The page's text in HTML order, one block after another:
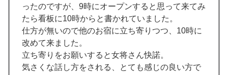
ったのですが、9時にオープンすると思って来てみ
たら看板に10時からと書かれていました。
仕方が無いので他のお宿に立ち寄りつつ、10時に
改めて来ました。
立ち寄りをお願いすると女将さん快諾。
気さくな話し方をされる、とても感じの良い方で